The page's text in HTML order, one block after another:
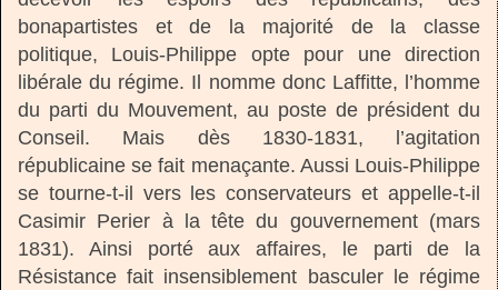
bonapartistes et de la majorité de la classe
politique, Louis-Philippe opte pour une direction
libérale du régime. Il nomme donc Laffitte, l’homme
du parti du Mouvement, au poste de président du
Conseil. Mais dès 1830-1831, l’agitation
républicaine se fait menaçante. Aussi Louis-Philippe
se tourne-t-il vers les conservateurs et appelle-t-il
Casimir Perier à la tête du gouvernement (mars
1831). Ainsi porté aux affaires, le parti de la
Résistance fait insensiblement basculer le régime